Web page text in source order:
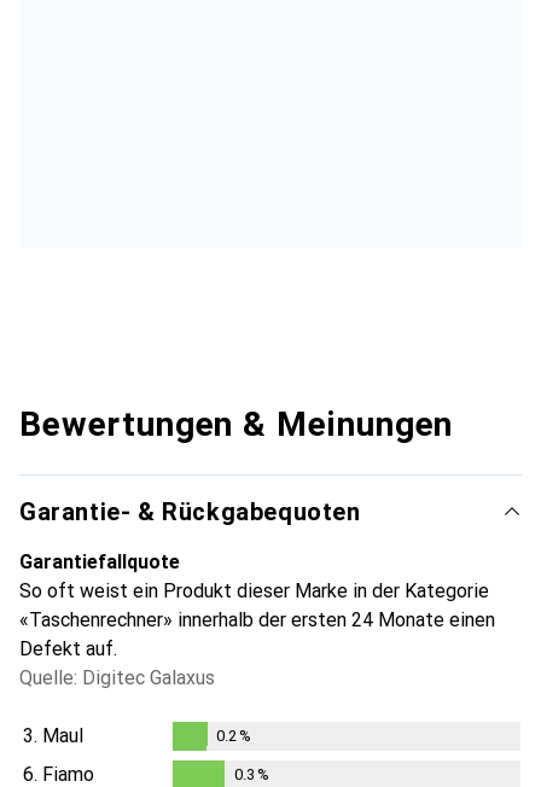
Bewertungen & Meinungen
Garantie- & Rückgabequoten
Garantiefallquote
So oft weist ein Produkt dieser Marke in der Kategorie
«Taschenrechner» innerhalb der ersten 24 Monate einen
Defekt auf.
Quelle: Digitec Galaxus
3. Maul
0.2%
0.2 %
6. Fiamo 0.3 %